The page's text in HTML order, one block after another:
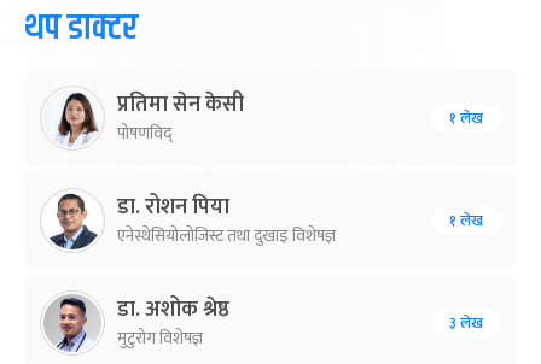
थप डाक्टर
प्रतिमा सेन केसी
पोषणविद्
१ लेख
डा. रोशन पिया
एनेस्थेसियोलोजिस्ट तथा दुखाइ विशेषज्ञ
१ लेख
डा. अशोक श्रेष्ठ
मुटुरोग विशेषज्ञ
३ लेख